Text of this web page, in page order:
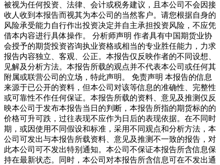
被视为任何投资、法律、会计或税务建议，且本公司不会因接
收人收到本报告而视其为本公司的当然客户。请您根据自身的
风险承受能力自行作出投资决定并自主承担投资风险，不应凭
借本内容进行具体操作。 分析师声明 作者具有中国期货业协
会授予的期货投资咨询执业资格或相当的专业胜任能力，力求
报告内容独立、客观、公正。本报告仅反映作者的不同设想、
见解及分析方法。本报告所载的观点并不代表本公司或任何其
附属或联营公司的立场，特此声明。 免责声明 本报告的信息
来源于已公开的资料，但本公司对该等信息的准确性、完整性
或可靠性不作任何保证。本报告所载的资料、意见及推测仅反
映本公司于发布本报告当日的判断，本报告所指的期货标的的
价格可升可跌，过往表现不应作为日后的表现依据。在不同时
期，或因使用不同假设和标准，采用不同观点和分析方法，本
公司可发出与本报告所载资料、意见及推测不一致的报告，对
此本公司可不发出特别通知。本公司不保证本报告所含信息保
持在最新状态。同时，本公司对本报告所含信息可在不发出通